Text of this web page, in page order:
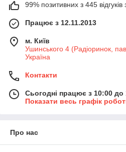
99% позитивних з 445 відгуків
Працює з 12.11.2013
м. Київ
Ушинського 4 (Радіоринок,
Україна
Контакти
Сьогодні працює з 10:00 до
Показати весь графік
Про нас